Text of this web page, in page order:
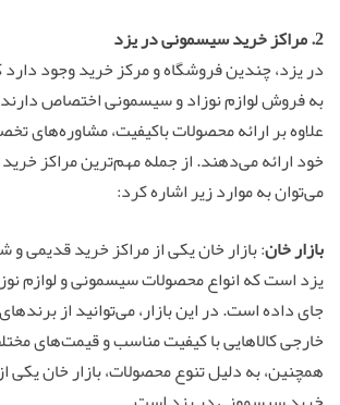
2. مراکز خرید سیسمونی در یزد
در یزد، چندین فروشگاه و مرکز خرید وجود
به فروش لوازم نوزاد و سیسمونی اختصاص
علاوه بر ارائه محصولات باکیفیت، مشاوره‌های
خود ارائه می‌دهند. از جمله مهم‌ترین مراکز
می‌توان به موارد زیر اشاره کرد:
بازار خان: بازار خان یکی از مراکز خرید قدیمی
یزد است که انواع محصولات سیسمونی و لوازم
جای داده است. در این بازار، می‌توانید از
خارجی کالاهایی با کیفیت مناسب و قیمت‌های
همچنین، به دلیل تنوع محصولات، بازار خان